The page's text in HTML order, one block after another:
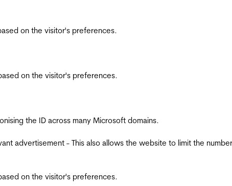
on the visitor's preferences.
on the visitor's preferences.
the ID across many Microsoft domains.
advertisement - This also allows the website to limit the
on the visitor's preferences.